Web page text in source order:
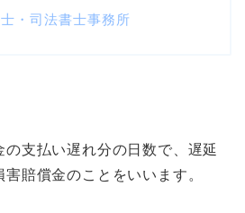
・司法書士事務所
支払い遅れ分の日数で、遅延
賠償金のことをいいます。